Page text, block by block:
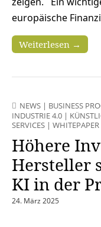
europäische
Weiterlesen →
NEWS | BUSINESS
INDUSTRIE 4.0 |
SERVICES | WHITEPAPER
Höhere
Hersteller
KI in der
24. März 2025